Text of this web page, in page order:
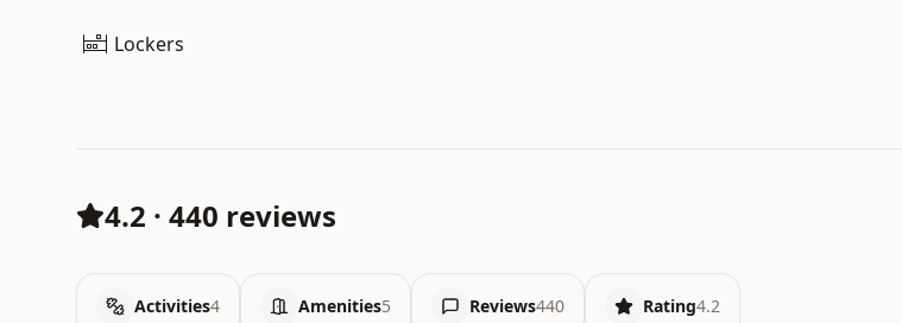
Lockers
4.2 · 440 reviews
Activities4 Amenities5 Reviews440 Rating4.2